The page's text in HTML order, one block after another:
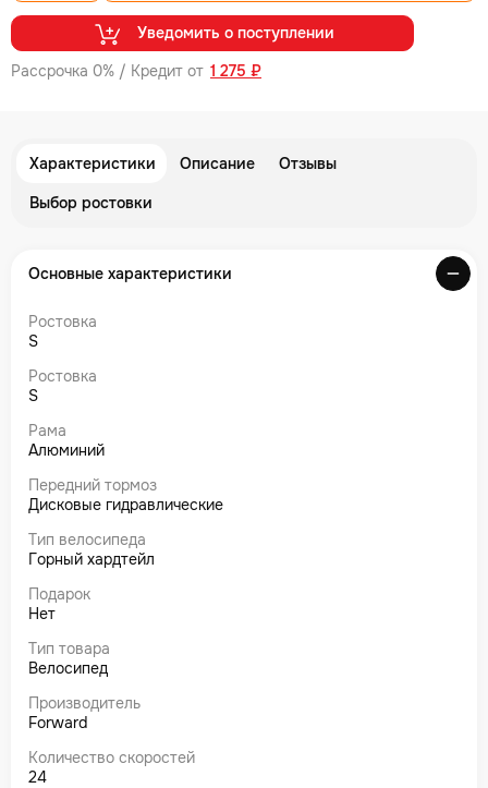
Рассрочка 0% / Кредит от 1 275 ₽
Уведомить о поступлении
Характеристики Описание
Отзывы
Выбор ростовки
Основные характеристики
Ростовка
S
Ростовка
S
Рама
Алюминий
Передний тормоз
Дисковые гидравлические
Тип велосипеда
Горный хардтейл
Подарок
Нет
Тип товара
Велосипед
Производитель
Forward
Количество скоростей
24